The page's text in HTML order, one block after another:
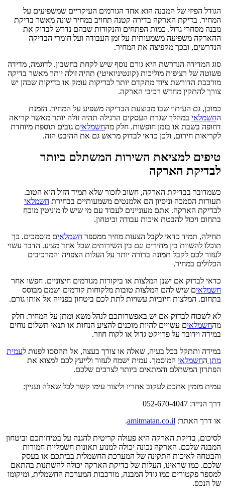
הגודל הפיזי של המבנה הוא אחד הגורמים העיקריים שמשפיעים על
המחיר. בדיקת הארקה בדירה קטנה תחויב במחיר שונה מאשר בדיקת
מבנה מסחרי גדול. כמות הפתחים והנקודות שבהם נדרש לבדוק את
ההארקה משפיעה משמעותית על זמן העבודה ועל חומרי הבדיקה
הנדרשים, ובכך מקפיצה את המחיר.
סוג המדידה הנדרשת היא גורם נוסף שיש לקחת בחשבון. לדוגמה, מדידה
פשוטה של רציפות מוליכות (קונטיניואיטי) תהיה זולה יותר מאשר בדיקה
מורכבת הדורשת ציוד מתקדם יותר לבדיקות עומק או בדיקות שבהן יש
צורך להתקין מחדש רכיבי הארקה.
כמובן, גם העיתוי שבו מבוצעת הבדיקה משפיע על המחיר. הזמנת
החשמלאי במהלך שגרת העסקים הרגילה תהיה זולה יותר מאשר קריאה
דחופה בשבת או בזמן חופשות. חלק מהחשמלאים גובים תוספת מיוחדת
לקריאות חירום, ולכן כדאי לבדוק מראש גם את ההיבט הזה.
טיפים למציאת השירות המשתלם ביותר
לבדיקת הארקה
כשמדובר בבדיקת הארקה, חשוב לזכור שלא תמיד הזול הוא הטוב.
תעודות הסמכה וניסיון הם אלמנטים משמעותיים בבחירת חשמלאי
לבדיקת הארקה. אתם מעוניינים לעבוד עם מי שיש לו מוניטין מוכח
בתחום ויכול להבטת איכות עבודה וביטחון.
תחילה, תמיד כדאי לקבל הצעות מחיר ממספר חשמלאים מוסמכים. כך
תוכלו להשוות בין מחירים וגם בין השירותים שכל אחד מציע. הדבר עשוי
לעזור לכם לקבל תמונה ברורה יותר על העלות הצפויה והמרכיבים
הכלולים במחיר.
כדאי לבדוק אם ישנן המלצות או ביקורות מגורמים חיצוניים. חפשו אחר
חשמלאים שיש להם המלצות טובות מלקוחות קודמים ושמם מבוסס
בתחום. המלצות חיוביות עשויות לתת לכם ביטחון בפנייה אל אותו גורם.
לא לשכוח לבדוק אם יש באפשרותכם לנהל משא ומתן על המחיר. חלק
מהחשמלאים עשויים להיות מוכנים להציע הנחות או תנאי תשלום נוחים
במידה וידובר על פרויקט גדול או לקוח חוזר.
במידה ותתקל בכל בעיה, שאלה או צורך בעצה, אל תהססו לפנות לעמית
מתן החשמלאי המוסמך. עמית ישמח לעזור ולייעץ לכם למצוא את
הפתרון המשתלם והמתאים ביותר לצרכים שלכם.
עמית מזמין אתכם לעקוב אחריו וליצור עימו קשר לכל שאלה ועניין:
דרך הנייד: 052-670-4047
או דרך האתר: amitmatan.co.il
.
לסיכום, בדיקת הארקה היא פעולה קריטית להגנה על בטיחותכם וביטחון
המבנה שלכם. הארקה נכונה יכולה למנוע תאונות חשמליות חמורות
והבטחה לאיכות התקינה של המערכת החשמלית בביתכם או בעסק
שלכם. כמו שראינו, העלות של בדיקת הארקה יכולה להשתנות בהתאם
למספר פקטורים כמו גודל המבנה, מורכבות המערכת החשמלית, ומיקומו
של הנכס.